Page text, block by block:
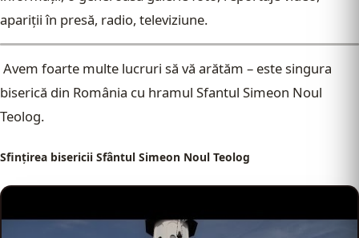
apariţii în presă, radio, televiziune.
Avem foarte multe lucruri să vă arătăm – este singura
biserică din România cu hramul Sfantul Simeon Noul
Teolog.
Sfinţirea bisericii Sfântul Simeon Noul Teolog